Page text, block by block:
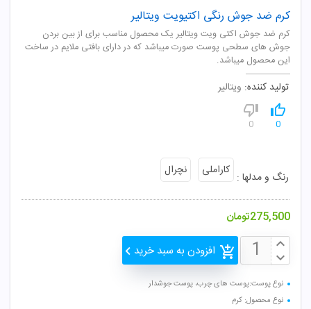
کرم ضد جوش رنگی اکتیویت ویتالیر
کرم ضد جوش اکتی ویت ویتالیر یک محصول مناسب برای از بین بردن
جوش های سطحی پوست صورت میباشد که در دارای بافتی ملایم در ساخت
این محصول میباشد.
تولید کننده: ویتالیر
0
0
رنگ و مدلها : کاراملی نچرال
275,500تومان
افزودن به سبد خرید
نوع پوست:پوست های چرب، پوست جوشدار
نوع محصول: کرم